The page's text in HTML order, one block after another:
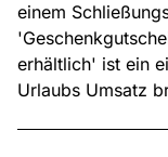
einem
erhältlich' ist ein
Urlaubs Umsatz